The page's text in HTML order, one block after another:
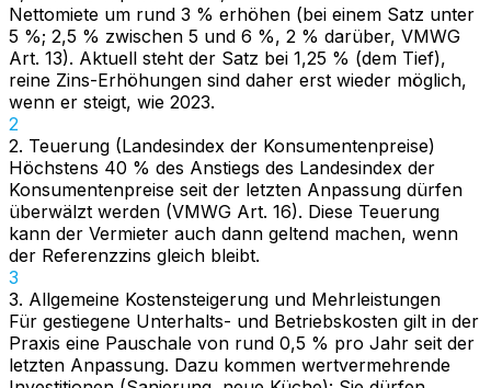
Nettomiete um rund 3 % erhöhen (bei einem Satz unter
5 %; 2,5 % zwischen 5 und 6 %, 2 % darüber, VMWG
Art. 13). Aktuell steht der Satz bei 1,25 % (dem Tief),
reine Zins-Erhöhungen sind daher erst wieder möglich,
wenn er steigt, wie 2023.
2
2. Teuerung (Landesindex der Konsumentenpreise)
Höchstens 40 % des Anstiegs des Landesindex der
Konsumentenpreise seit der letzten Anpassung dürfen
überwälzt werden (VMWG Art. 16). Diese Teuerung
kann der Vermieter auch dann geltend machen, wenn
der Referenzzins gleich bleibt.
3
3. Allgemeine Kostensteigerung und Mehrleistungen
Für gestiegene Unterhalts- und Betriebskosten gilt in der
Praxis eine Pauschale von rund 0,5 % pro Jahr seit der
letzten Anpassung. Dazu kommen wertvermehrende